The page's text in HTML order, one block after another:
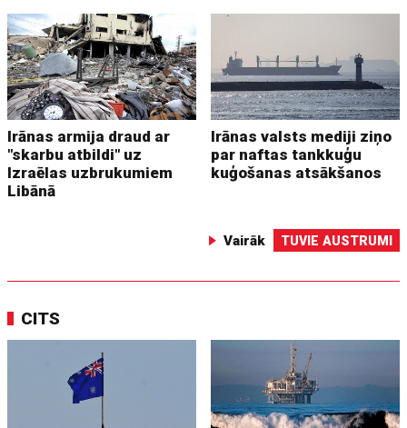
Irānas armija draud ar
"skarbu atbildi" uz
Izraēlas uzbrukumiem
Libānā
Irānas valsts mediji ziņo
par naftas tankkuģu
kuģošanas atsākšanos
Vairāk TUVIE AUSTRUMI
CITS